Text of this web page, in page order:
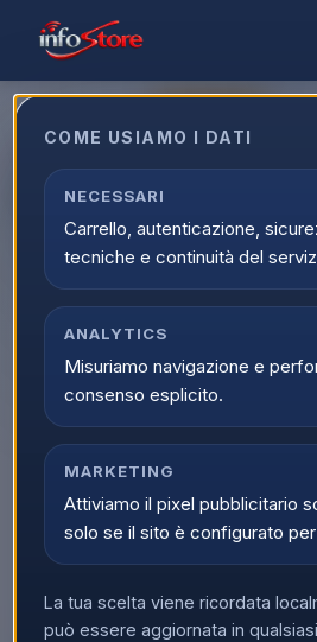
COME USIAMO I DATI
NECESSARI
Carrello, autenticazione,
tecniche e continuità del
ANALYTICS
Misuriamo navigazione e
consenso esplicito.
MARKETING
Attiviamo il pixel pubblicitario
solo se il sito è configurato
La tua scelta viene ricordata
può essere aggiornata in
Apple iPhone 17
6,9" Deep Blue
EAN: 195950641028